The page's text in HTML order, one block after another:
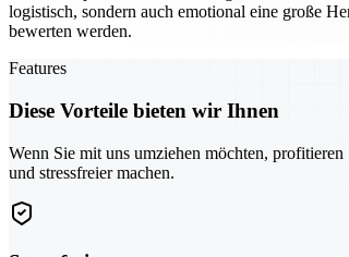
logistisch, sondern auch emotional eine große
bewerten werden.
Features
Diese Vorteile bieten wir Ihnen
Wenn Sie mit uns umziehen möchten,
und stressfreier machen.